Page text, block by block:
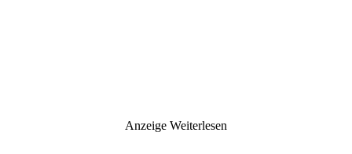
Anzeige Weiterlesen